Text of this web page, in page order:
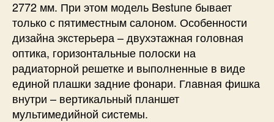
2772 мм. При этом модель Bestune бывает
только с пятиместным салоном. Особенности
дизайна экстерьера – двухэтажная головная
оптика, горизонтальные полоски на
радиаторной решетке и выполненные в виде
единой плашки задние фонари. Главная фишка
внутри – вертикальный планшет
мультимедийной системы.